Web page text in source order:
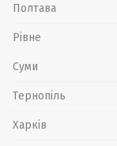
Полтава
Рівне
Суми
Тернопіль
Харків